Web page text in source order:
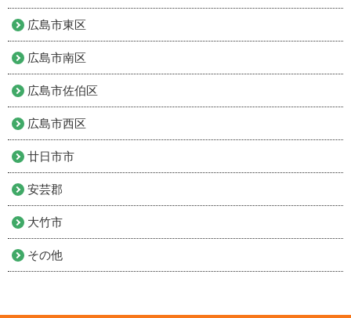
広島市東区
広島市南区
広島市佐伯区
広島市西区
廿日市市
安芸郡
大竹市
その他